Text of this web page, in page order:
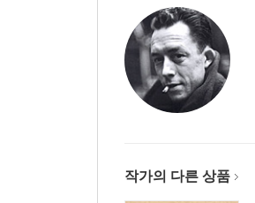
작가의 다른 상품